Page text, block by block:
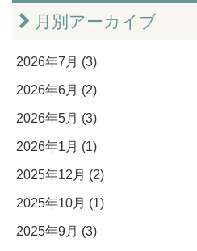
月別アーカイブ
2026年7月 (3)
2026年6月 (2)
2026年5月 (3)
2026年1月 (1)
2025年12月 (2)
2025年10月 (1)
2025年9月 (3)